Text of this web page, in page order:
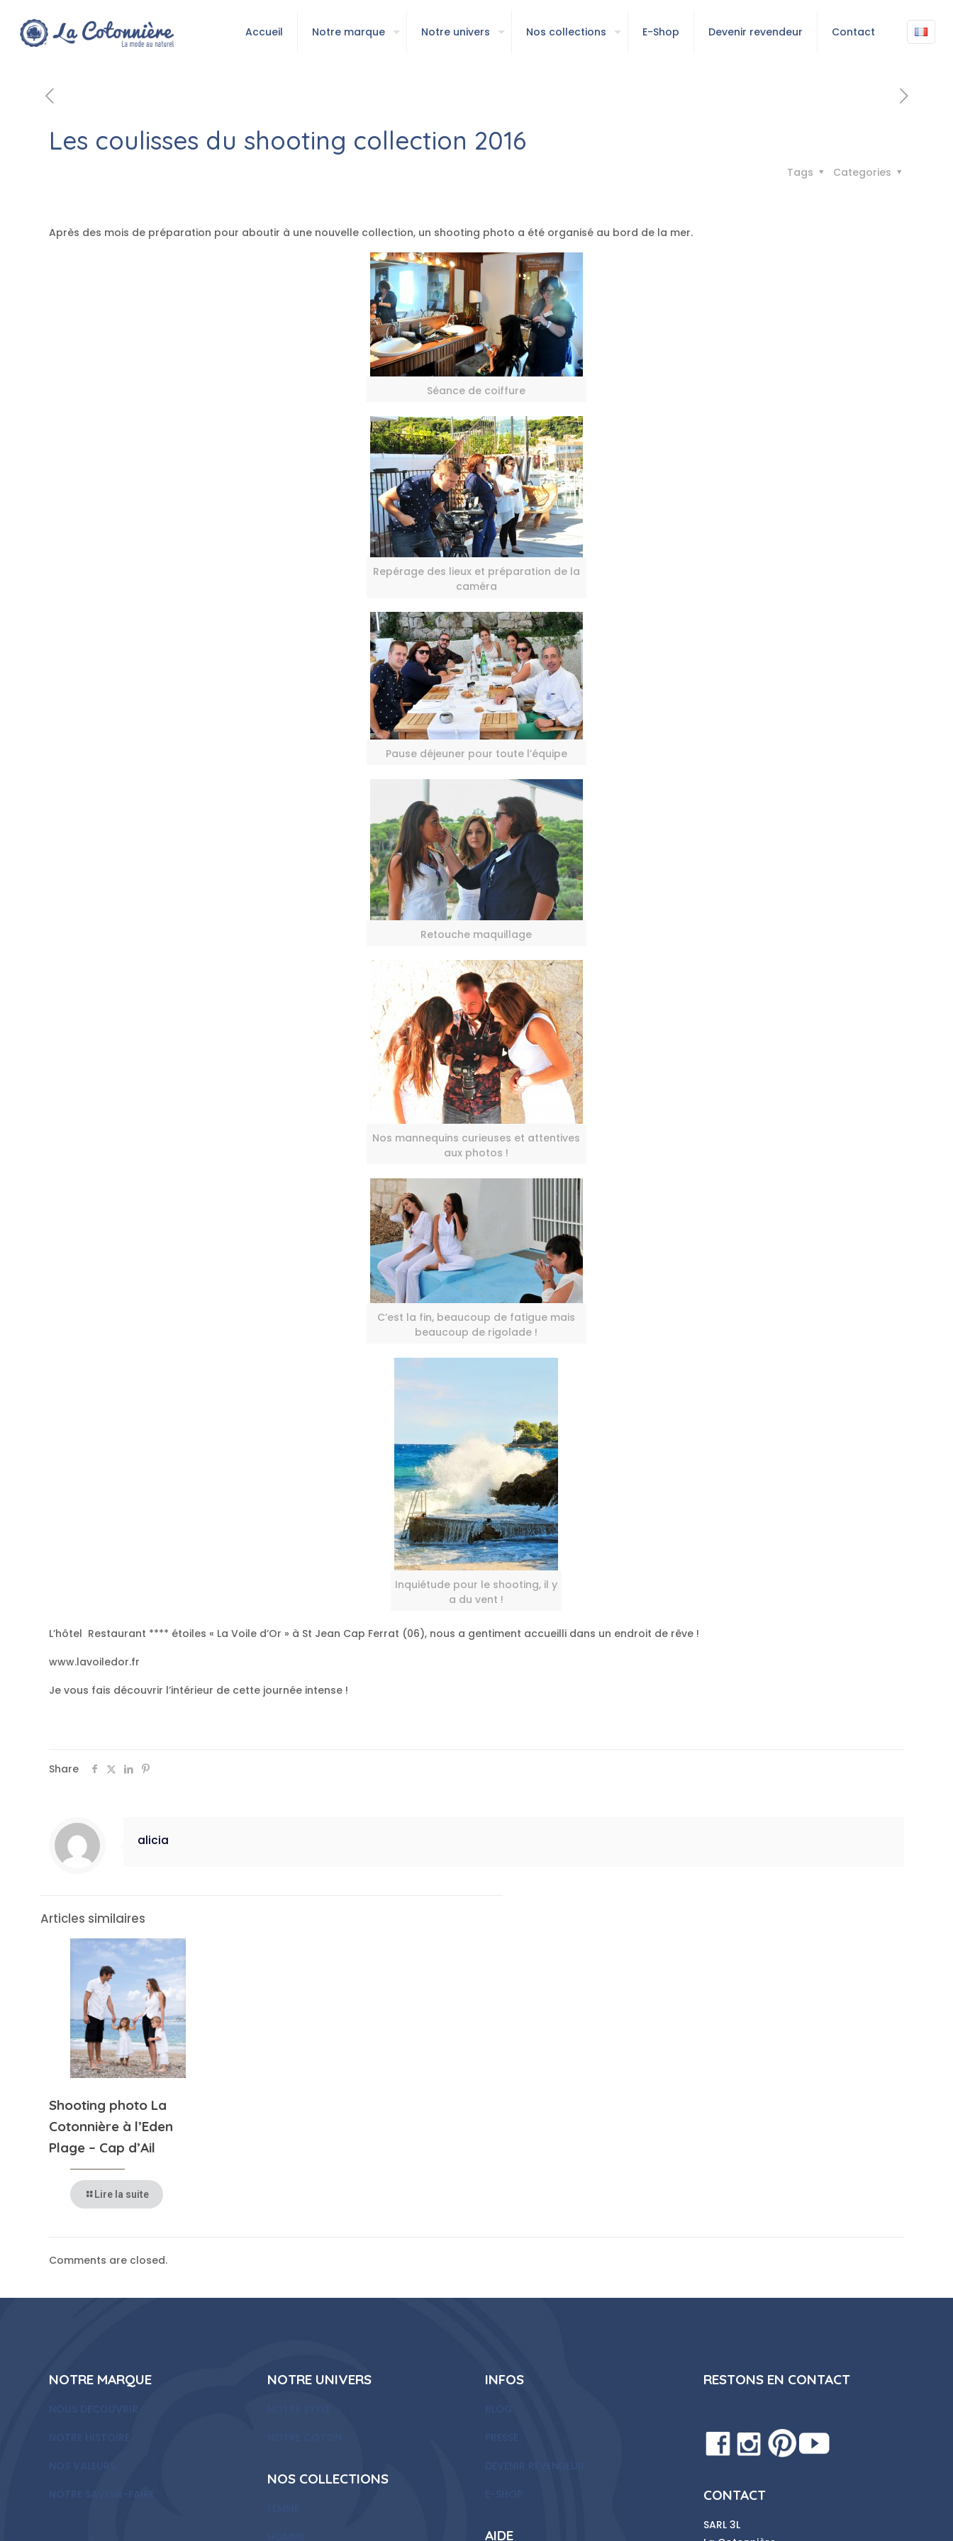
Accueil Notre marque Notre univers Nos collections E-Shop Devenir revendeur Contact
Les coulisses du shooting collection 2016
Categories
Tags
Après des mois de préparation pour aboutir à une nouvelle collection, un shooting photo a été organisé au bord de la mer.
Séance de coiffure
Repérage des lieux et préparation de la
caméra
Pause déjeuner pour toute l’équipe
Retouche maquillage
Nos mannequins curieuses et attentives
aux photos !
C’est la fin, beaucoup de fatigue mais
beaucoup de rigolade !
Inquiétude pour le shooting, il y
a du vent !
L’hôtel Restaurant **** étoiles « La Voile d’Or » à St Jean Cap Ferrat (06), nous a gentiment accueilli dans un endroit de rêve !
www.lavoiledor.fr
Je vous fais découvrir l’intérieur de cette journée intense !
Share
alicia
Articles similaires
Shooting photo La
Cotonnière à l’Eden
Plage – Cap d’Ail
Lire la suite
Comments are closed.
NOTRE MARQUE
NOUS DECOUVRIR
NOTRE HISTOIRE
NOS VALEURS
NOTRE SAVOIR-FAIRE
NOTRE UNIVERS
NOS COLLECTIONS
INFOS
BLOG
DEVENIR REVENDEUR
E-SHOP
AIDE
RESTONS EN CONTACT
CONTACT
SARL 3L